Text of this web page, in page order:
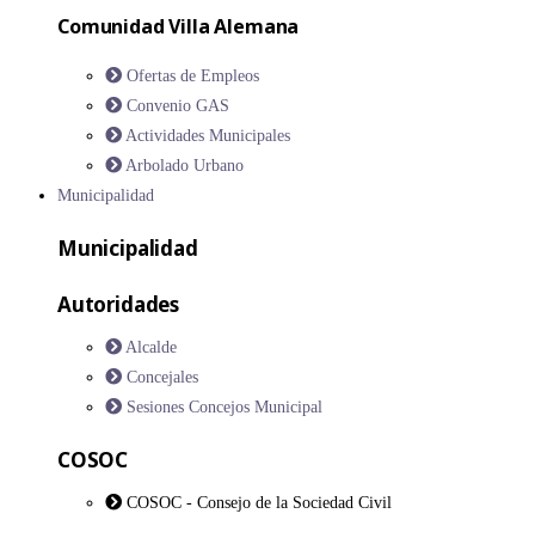
Comunidad Villa Alemana
Ofertas de Empleos
Convenio GAS
Actividades Municipales
Arbolado Urbano
Municipalidad
Municipalidad
Autoridades
Alcalde
Concejales
Sesiones Concejos Municipal
COSOC
COSOC - Consejo de la Sociedad Civil